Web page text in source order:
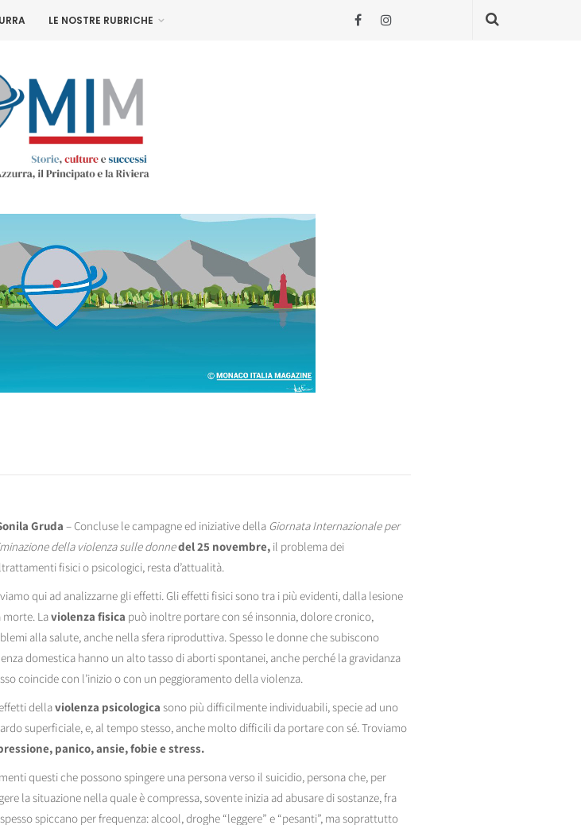
LE NOSTRE RUBRICHE
Gruda – Concluse le campagne ed iniziative della Giornata Internazionale per
della violenza sulle donnedel 25 novembre, il problema dei
fisici o psicologici, resta d’attualità.
qui ad analizzarne gli effetti. Gli effetti fisici sono tra i più evidenti, dalla lesione
morte. Laviolenza fisica può inoltre portare con sé insonnia, dolore cronico,
alla salute, anche nella sfera riproduttiva. Spesso le donne che subiscono
domestica hanno un alto tasso di aborti spontanei, anche perché la gravidanza
coincide con l’inizio o con un peggioramento della violenza.
dellaviolenza psicologica sono più difficilmente individuabili, specie ad uno
superficiale, e, al tempo stesso, anche molto difficili da portare con sé. Troviamo
panico, ansie, fobie e stress.
questi che possono spingere una persona verso il suicidio, persona che, per
la situazione nella quale è compressa, sovente inizia ad abusare di sostanze, fra
spiccano per frequenza: alcool, droghe “leggere” e “pesanti”, ma soprattutto